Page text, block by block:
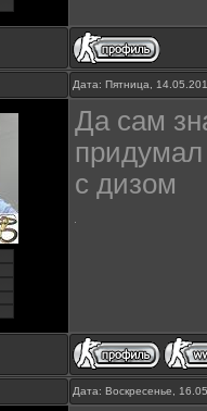
Дата: Пятница,
Да сам
придумал
с дизом
Дата: Воскресенье,